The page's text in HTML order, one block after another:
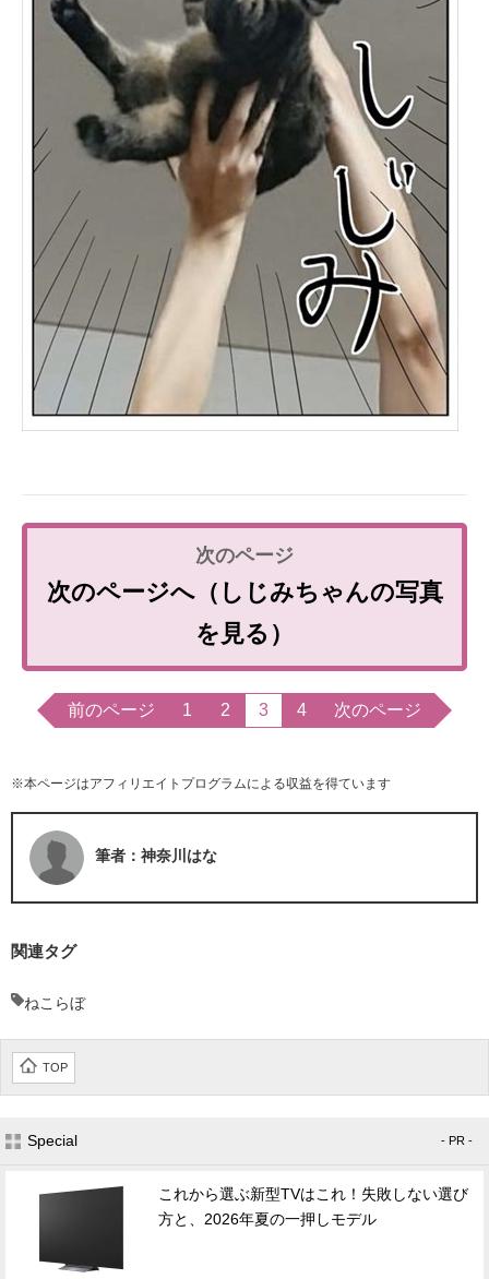
次のページへ（しじみちゃんの写真
を見る）
前のページ 1 2 3 4 次のページ
※本ページはアフィリエイトプログラムによる収益を得ています
筆者：神奈川はな
関連タグ
ねこらぼ
TOP
Special - PR -
これから選ぶ新型TVはこれ！失敗しない選び
方と、2026年夏の一押しモデル